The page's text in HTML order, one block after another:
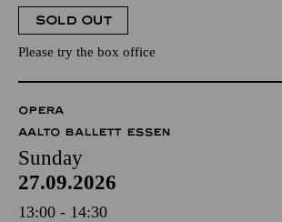
SOLD OUT
Please try the box office
OPERA
AALTO BALLETT ESSEN
Sunday
27.09.2026
13:00 - 14:30